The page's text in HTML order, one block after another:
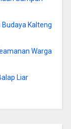
Kalteng
Warga
Liar